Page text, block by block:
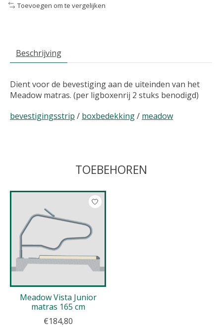
Toevoegen om te vergelijken
Beschrijving
Dient voor de bevestiging aan de uiteinden van het
Meadow matras. (per ligboxenrij 2 stuks benodigd)
bevestigingsstrip / boxbedekking/ meadow
TOEBEHOREN
Items van productcarrousel
Meadow Vista Junior
matras 165 cm
€184,80